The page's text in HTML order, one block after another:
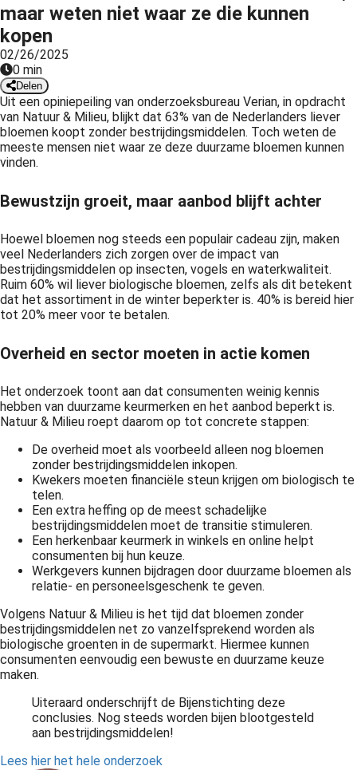
maar weten niet waar ze die kunnen
kopen
02/26/2025
0 min
Delen
Uit een opiniepeiling van onderzoeksbureau Verian, in opdracht
van Natuur & Milieu, blijkt dat 63% van de Nederlanders liever
bloemen koopt zonder bestrijdingsmiddelen. Toch weten de
meeste mensen niet waar ze deze duurzame bloemen kunnen
vinden.
Bewustzijn groeit, maar aanbod blijft achter
Hoewel bloemen nog steeds een populair cadeau zijn, maken
veel Nederlanders zich zorgen over de impact van
bestrijdingsmiddelen op insecten, vogels en waterkwaliteit.
Ruim 60% wil liever biologische bloemen, zelfs als dit betekent
dat het assortiment in de winter beperkter is. 40% is bereid hier
tot 20% meer voor te betalen.
Overheid en sector moeten in actie komen
Het onderzoek toont aan dat consumenten weinig kennis
hebben van duurzame keurmerken en het aanbod beperkt is.
Natuur & Milieu roept daarom op tot concrete stappen:
De overheid moet als voorbeeld alleen nog bloemen
zonder bestrijdingsmiddelen inkopen.
Kwekers moeten financiële steun krijgen om biologisch te
telen.
Een extra heffing op de meest schadelijke
bestrijdingsmiddelen moet de transitie stimuleren.
Een herkenbaar keurmerk in winkels en online helpt
consumenten bij hun keuze.
Werkgevers kunnen bijdragen door duurzame bloemen als
relatie- en personeelsgeschenk te geven.
Volgens Natuur & Milieu is het tijd dat bloemen zonder
bestrijdingsmiddelen net zo vanzelfsprekend worden als
biologische groenten in de supermarkt. Hiermee kunnen
consumenten eenvoudig een bewuste en duurzame keuze
maken.
Uiteraard onderschrijft de Bijenstichting deze
conclusies. Nog steeds worden bijen blootgesteld
aan bestrijdingsmiddelen!
Lees hier het hele onderzoek